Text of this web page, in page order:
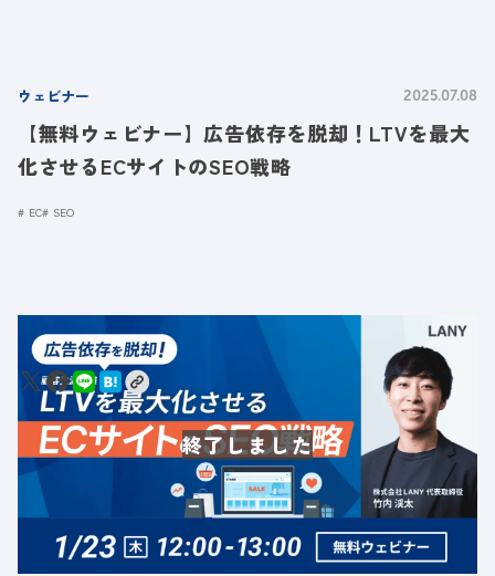
ウェビナー 2025.07.08
【無料ウェビナー】広告依存を脱却！LTVを最大
化させるECサイトのSEO戦略
EC SEO